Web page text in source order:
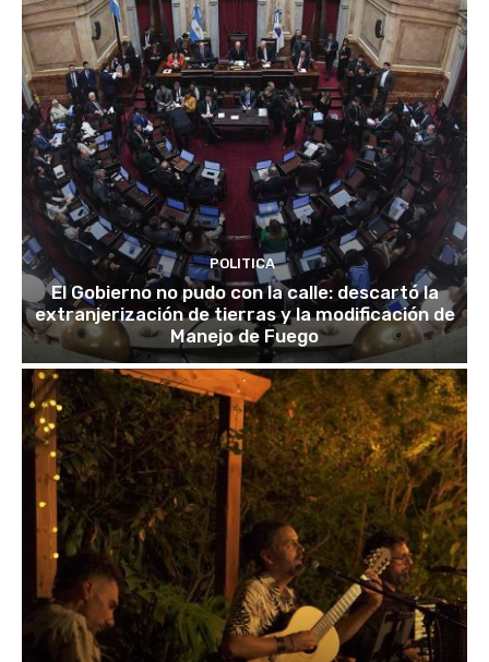
POLITICA
El Gobierno no pudo con la calle: descartó la
extranjerización de tierras y la modificación de
Manejo de Fuego